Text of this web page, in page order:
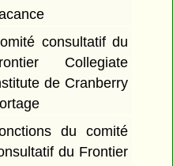
consultatif du
Collegiate
de Cranberry
du comité
du Frontier